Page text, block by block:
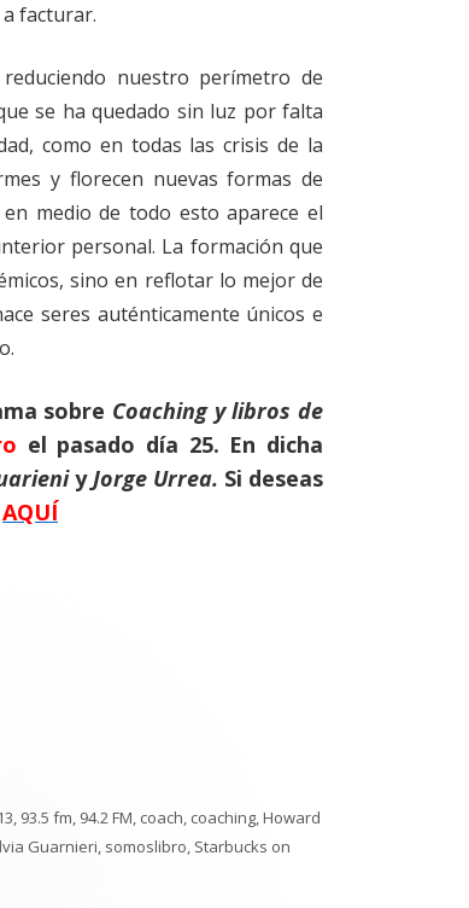
facturar.
nuestro perímetro de
se ha quedado sin luz por falta
como en todas las crisis de la
y florecen nuevas formas de
medio de todo esto aparece el
personal. La formación que
sino en reflotar lo mejor de
seres auténticamente únicos e
sobre Coaching y libros de
el pasado día 25. En dicha
yJorge Urrea. Si deseas
AQUÍ
, 93.5 fm, 94.2 FM, coach, coaching,Howard
Guarnieri, somoslibro, Starbucks on